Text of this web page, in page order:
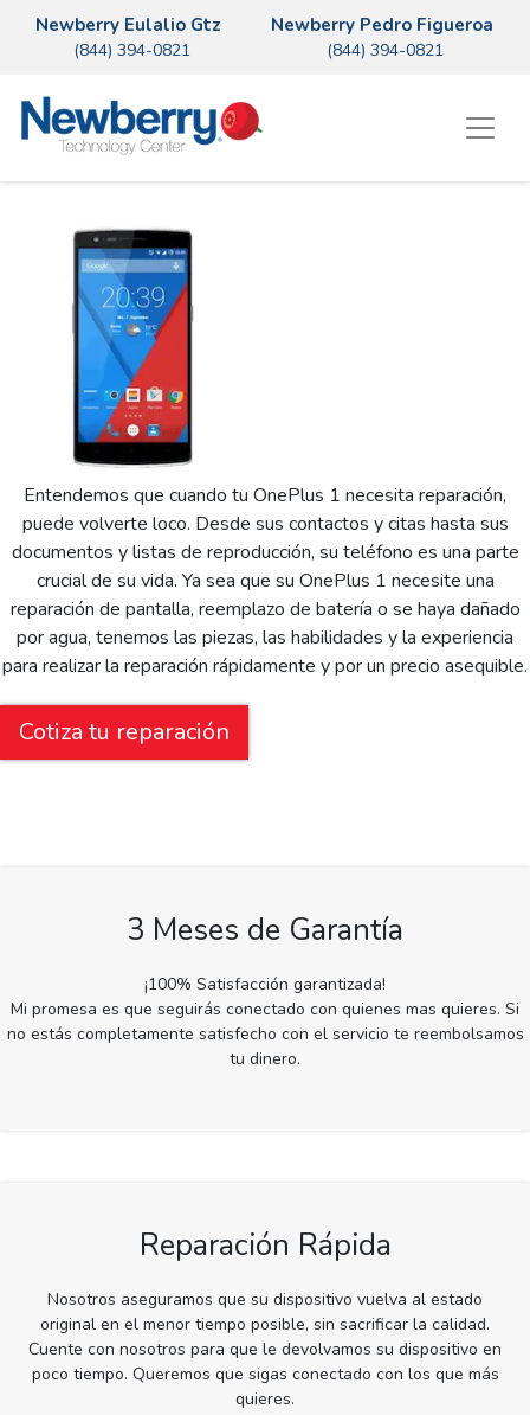
Newberry Eulalio Gtz
(844) 394-0821
Newberry Pedro Figueroa
(844) 394-0821
Entendemos que cuando tu OnePlus 1 necesita reparación,
puede volverte loco. Desde sus contactos y citas hasta sus
documentos y listas de reproducción, su teléfono es una parte
crucial de su vida. Ya sea que su OnePlus 1 necesite una
reparación de pantalla, reemplazo de batería o se haya dañado
por agua, tenemos las piezas, las habilidades y la experiencia
para realizar la reparación rápidamente y por un precio asequible.
Cotiza tu reparación
3 Meses de Garantía
¡100% Satisfacción garantizada!
Mi promesa es que seguirás conectado con quienes mas quieres. Si
no estás completamente satisfecho con el servicio te reembolsamos
tu dinero.
Reparación Rápida
Nosotros aseguramos que su dispositivo vuelva al estado
original en el menor tiempo posible, sin sacrificar la calidad.
Cuente con nosotros para que le devolvamos su dispositivo en
poco tiempo. Queremos que sigas conectado con los que más
quieres.